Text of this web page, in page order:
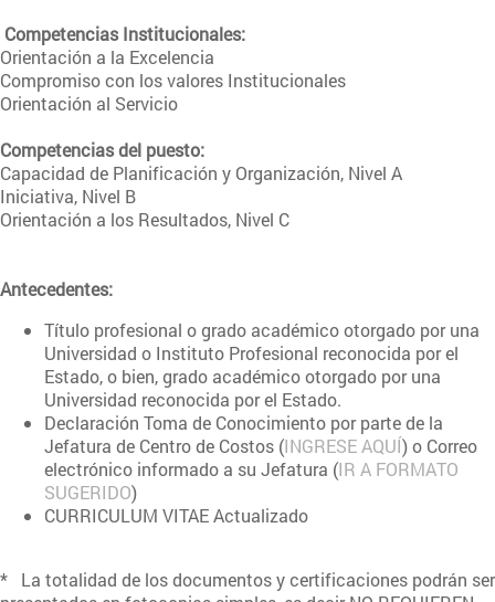
Competencias Institucionales:
Orientación a la Excelencia
Compromiso con los valores Institucionales
Orientación al Servicio
Competencias del puesto:
Capacidad de Planificación y Organización, Nivel A
Iniciativa, Nivel B
Orientación a los Resultados, Nivel C
Antecedentes:
Título profesional o grado académico otorgado por una
Universidad o Instituto Profesional reconocida por el
Estado, o bien, grado académico otorgado por una
Universidad reconocida por el Estado.
Declaración Toma de Conocimiento por parte de la
Jefatura de Centro de Costos (INGRESE AQUÍ) o Correo
electrónico informado a su Jefatura (IR A FORMATO
SUGERIDO)
CURRICULUM VITAE Actualizado
* La totalidad de los documentos y certificaciones podrán ser